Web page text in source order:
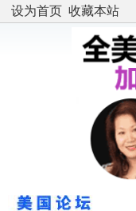
设为首页 收藏本站